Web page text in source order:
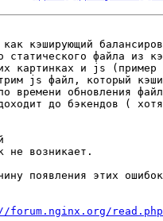
кэширующий
статического файла из
картинках и js
js файл, который
времени обновления
до бэкендов (
не возникает.
появления этих